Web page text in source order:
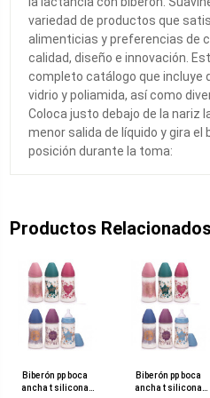
variedad de productos que
alimenticias y preferencias de
calidad, diseño e innovación.
completo catálogo que
vidrio y poliamida, así como
Coloca justo debajo de la nariz
menor salida de líquido y gira el
posición durante la toma:
Productos Relacionados
Biberón pp boca
ancha t silicona
Biberón pp boca
ancha t silicona